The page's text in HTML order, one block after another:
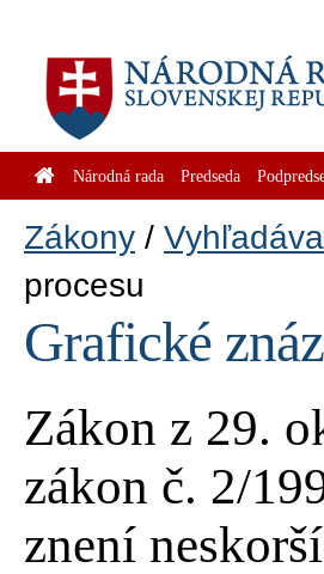
Národná rada Predseda
Zákony
procesu
Grafické
Zákon z 29.
zákon č. 2/
znení